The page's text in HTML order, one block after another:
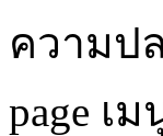
ความป
page เม